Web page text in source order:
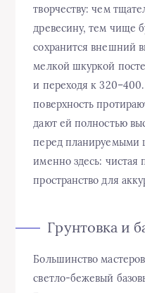
творчеству: чем
древесину, тем чище
сохранится внешний
мелкой шкуркой
и переходя к
поверхность
дают ей полностью
перед планируемыми
именно здесь: чистая
пространство для
Грунтовка и
Большинство
светло-бежевый